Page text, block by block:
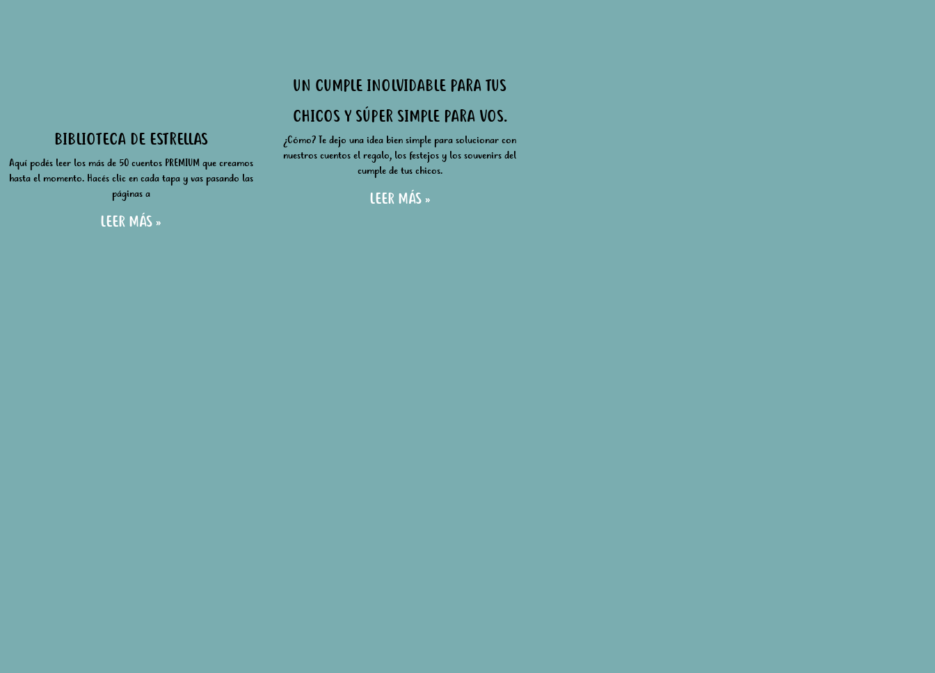
BIBLIOTECA DE ESTRELLAS
Aquí podés leer los más de 50 cuentos PREMIUM que creamos
hasta el momento. Hacés clic en cada tapa y vas pasando las
páginas a
LEER MÁS »
UN CUMPLE INOLVIDABLE PARA TUS
CHICOS Y SÚPER SIMPLE PARA VOS.
¿Cómo? Te dejo una idea bien simple para solucionar con
nuestros cuentos el regalo, los festejos y los souvenirs del
cumple de tus chicos.
LEER MÁS »